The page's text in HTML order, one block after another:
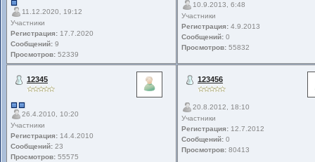
11.12.2020, 19:12
Участники
Регистрация: 17.7.2020
Сообщений: 9
Просмотров: 52339
10.9.2013, 6:48
Участники
Регистрация: 4.9.2013
Сообщений: 0
Просмотров: 55832
12345
26.4.2010, 10:20
Участники
Регистрация: 14.4.2010
Сообщений: 23
Просмотров: 55575
123456
20.8.2012, 18:10
Участники
Регистрация: 12.7.2012
Сообщений: 0
Просмотров: 80413